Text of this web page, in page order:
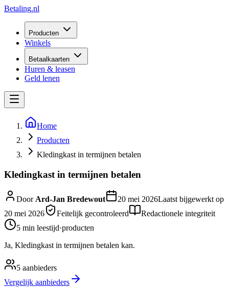
Betaling.nl
Producten
Winkels
Betaalkaarten
Huren & leasen
Geld lenen
Home
Producten
Kledingkast in termijnen betalen
Kledingkast in termijnen betalen
DoorArd-Jan Bredewout 20 mei 2026Laatst bijgewerkt op
20 mei 2026
Feitelijk gecontroleerd
Redactionele integriteit
5 min leestijd·producten
Ja, Kledingkast in termijnen betalen kan.
5 aanbieders
Vergelijk aanbieders